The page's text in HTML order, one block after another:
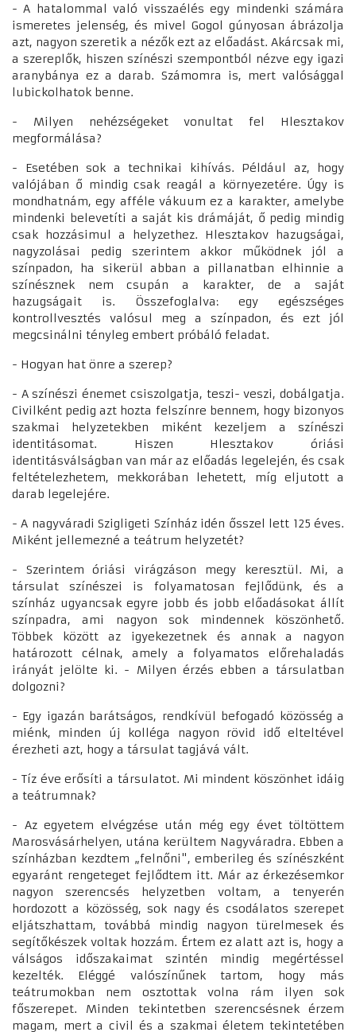
- A hatalommal való visszaélés egy mindenki számára
ismeretes jelenség, és mivel Gogol gúnyosan ábrázolja
azt, nagyon szeretik a nézők ezt az előadást. Akárcsak mi,
a szereplők, hiszen színészi szempontból nézve egy igazi
aranybánya ez a darab. Számomra is, mert valósággal
lubickolhatok benne.
- Milyen nehézségeket vonultat fel Hlesztakov
megformálása?
- Esetében sok a technikai kihívás. Például az, hogy
valójában ő mindig csak reagál a környezetére. Úgy is
mondhatnám, egy afféle vákuum ez a karakter, amelybe
mindenki belevetíti a saját kis drámáját, ő pedig mindig
csak hozzásimul a helyzethez. Hlesztakov hazugságai,
nagyzolásai pedig szerintem akkor működnek jól a
színpadon, ha sikerül abban a pillanatban elhinnie a
színésznek nem csupán a karakter, de a saját
hazugságait is. Összefoglalva: egy egészséges
kontrollvesztés valósul meg a színpadon, és ezt jól
megcsinálni tényleg embert próbáló feladat.
- Hogyan hat önre a szerep?
- A színészi énemet csiszolgatja, teszi- veszi, dobálgatja.
Civilként pedig azt hozta felszínre bennem, hogy bizonyos
szakmai helyzetekben miként kezeljem a színészi
identitásomat. Hiszen Hlesztakov óriási
identitásválságban van már az előadás legelején, és csak
feltételezhetem, mekkorában lehetett, míg eljutott a
darab legelejére.
- A nagyváradi Szigligeti Színház idén ősszel lett 125 éves.
Miként jellemezné a teátrum helyzetét?
- Szerintem óriási virágzáson megy keresztül. Mi, a
társulat színészei is folyamatosan fejlődünk, és a
színház ugyancsak egyre jobb és jobb előadásokat állít
színpadra, ami nagyon sok mindennek köszönhető.
Többek között az igyekezetnek és annak a nagyon
határozott célnak, amely a folyamatos előrehaladás
irányát jelölte ki. - Milyen érzés ebben a társulatban
dolgozni?
- Egy igazán barátságos, rendkívül befogadó közösség a
miénk, minden új kolléga nagyon rövid idő elteltével
érezheti azt, hogy a társulat tagjává vált.
- Tíz éve erősíti a társulatot. Mi mindent köszönhet idáig
a teátrumnak?
- Az egyetem elvégzése után még egy évet töltöttem
Marosvásárhelyen, utána kerültem Nagyváradra. Ebben a
színházban kezdtem „felnőni", emberileg és színészként
egyaránt rengeteget fejlődtem itt. Már az érkezésemkor
nagyon szerencsés helyzetben voltam, a tenyerén
hordozott a közösség, sok nagy és csodálatos szerepet
eljátszhattam, továbbá mindig nagyon türelmesek és
segítőkészek voltak hozzám. Értem ez alatt azt is, hogy a
válságos időszakaimat szintén mindig megértéssel
kezelték. Eléggé valószínűnek tartom, hogy más
teátrumokban nem osztottak volna rám ilyen sok
főszerepet. Minden tekintetben szerencsésnek érzem
magam, mert a civil és a szakmai életem tekintetében